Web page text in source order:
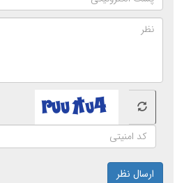
ارسال نظر